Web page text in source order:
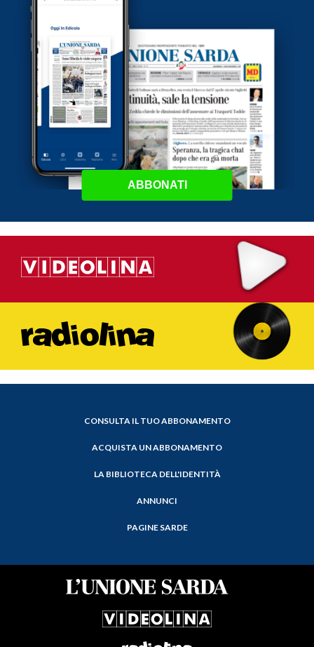
ABBONATI
CONSULTA IL TUO ABBONAMENTO
ACQUISTA UN ABBONAMENTO
LA BIBLIOTECA DELL'IDENTITÀ
ANNUNCI
PAGINE SARDE